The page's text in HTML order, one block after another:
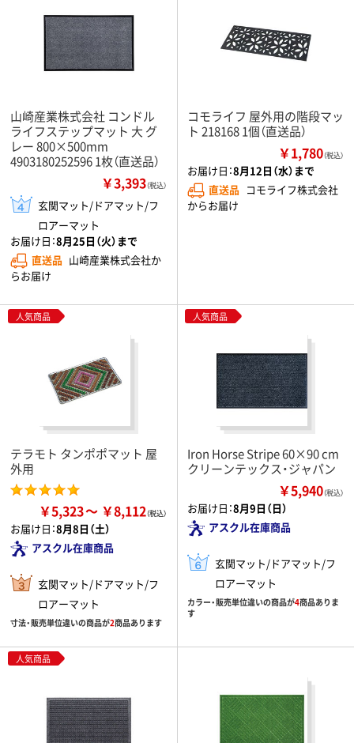
山崎産業株式会社 コンドル
ライフステップマット 大 グ
レー 800×500mm
4903180252596 1枚（直送品）
￥3,393（税込）
玄関マット/ドアマット/フ
ロアーマット
お届け日：8月25日（火）まで
直送品 山崎産業株式会社か
らお届け
コモライフ 屋外用の階段マッ
ト 218168 1個（直送品）
￥1,780（税込）
お届け日：8月12日（水）まで
直送品 コモライフ株式会社
からお届け
人気商品
テラモト タンポポマット 屋
外用
￥5,323 ￥8,112
お届け日：8月8日（土）
アスクル在庫商品
玄関マット/ドアマット/フ
ロアーマット
寸法・販売単位違いの商品が2商品あります
人気商品
Iron Horse Stripe 60×90 cm
クリーンテックス・ジャパン
￥5,940（税込）
お届け日：8月9日（日）
アスクル在庫商品
玄関マット/ドアマット/フ
ロアーマット
カラー・販売単位違いの商品が4商品ありま
す
人気商品